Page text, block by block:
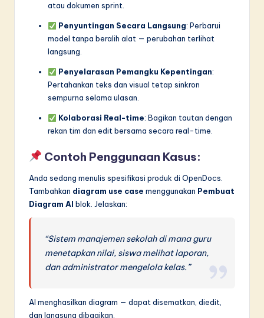
atau dokumen sprint.
Penyuntingan Secara Langsung: Perbarui
model tanpa beralih alat — perubahan terlihat
langsung.
Penyelarasan Pemangku Kepentingan:
Pertahankan teks dan visual tetap sinkron
sempurna selama ulasan.
Kolaborasi Real-time: Bagikan tautan dengan
rekan tim dan edit bersama secara real-time.
Contoh Penggunaan Kasus:
Anda sedang menulis spesifikasi produk di OpenDocs.
Tambahkan diagram use case menggunakan Pembuat
Diagram AI blok. Jelaskan:
“Sistem manajemen sekolah di mana guru
menetapkan nilai, siswa melihat laporan,
dan administrator mengelola kelas.”
AI menghasilkan diagram — dapat disematkan, diedit,
dan langsung dibagikan.